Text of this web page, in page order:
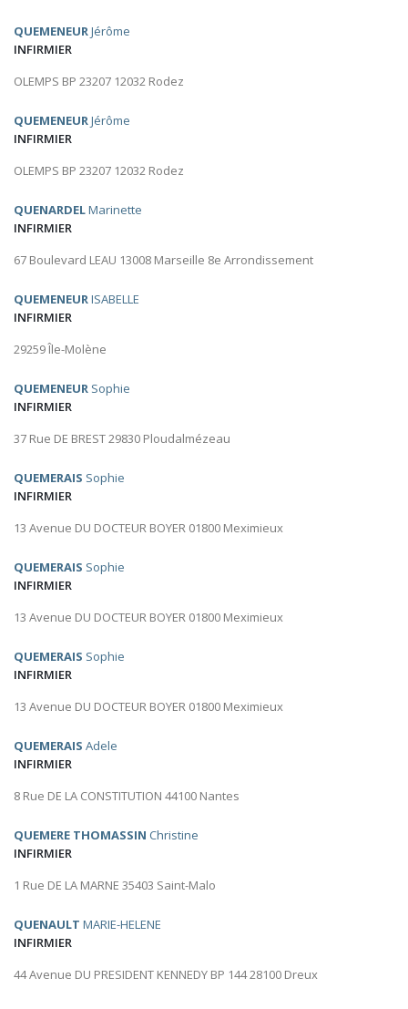
QUEMENEURJérôme
INFIRMIER
OLEMPS BP 23207 12032 Rodez
QUEMENEURJérôme
INFIRMIER
OLEMPS BP 23207 12032 Rodez
QUENARDELMarinette
INFIRMIER
67 Boulevard LEAU 13008 Marseille 8e Arrondissement
QUEMENEURISABELLE
INFIRMIER
29259 Île-Molène
QUEMENEUR Sophie
INFIRMIER
37 Rue DE BREST 29830 Ploudalmézeau
QUEMERAIS Sophie
INFIRMIER
13 Avenue DU DOCTEUR BOYER 01800 Meximieux
QUEMERAIS Sophie
INFIRMIER
13 Avenue DU DOCTEUR BOYER 01800 Meximieux
QUEMERAIS Sophie
INFIRMIER
13 Avenue DU DOCTEUR BOYER 01800 Meximieux
QUEMERAIS Adele
INFIRMIER
8 Rue DE LA CONSTITUTION 44100 Nantes
QUEMERE THOMASSIN Christine
INFIRMIER
1 Rue DE LA MARNE 35403 Saint-Malo
QUENAULT MARIE-HELENE
INFIRMIER
44 Avenue DU PRESIDENT KENNEDY BP 144 28100 Dreux